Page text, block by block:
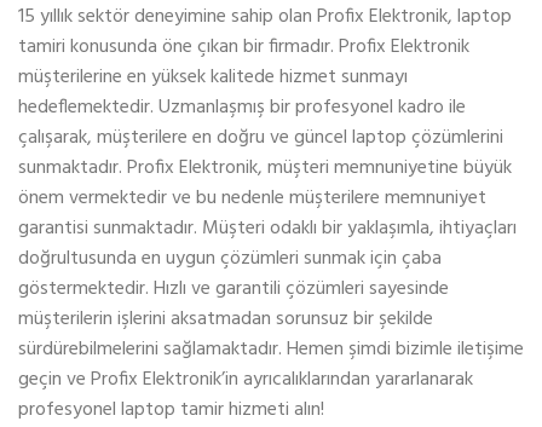
15 yıllık sektör deneyimine sahip olan Profix Elektronik, laptop
tamiri konusunda öne çıkan bir firmadır. Profix Elektronik
müşterilerine en yüksek kalitede hizmet sunmayı
hedeflemektedir. Uzmanlaşmış bir profesyonel kadro ile
çalışarak, müşterilere en doğru ve güncel laptop çözümlerini
sunmaktadır. Profix Elektronik, müşteri memnuniyetine büyük
önem vermektedir ve bu nedenle müşterilere memnuniyet
garantisi sunmaktadır. Müşteri odaklı bir yaklaşımla, ihtiyaçları
doğrultusunda en uygun çözümleri sunmak için çaba
göstermektedir. Hızlı ve garantili çözümleri sayesinde
müşterilerin işlerini aksatmadan sorunsuz bir şekilde
sürdürebilmelerini sağlamaktadır. Hemen şimdi bizimle iletişime
geçin ve Profix Elektronik’in ayrıcalıklarından yararlanarak
profesyonel laptop tamir hizmeti alın!